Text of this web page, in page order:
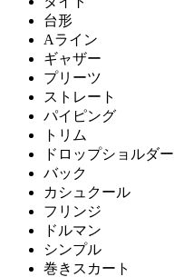
台形
Aライン
ギャザー
プリーツ
ストレート
パイピング
トリム
ドロップショルダー
バック
カシュクール
フリンジ
ドルマン
シンプル
巻きスカート